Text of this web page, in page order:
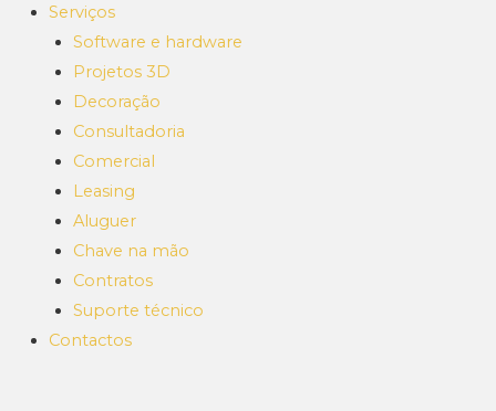
Serviços
Software e hardware
Projetos 3D
Decoração
Consultadoria
Comercial
Leasing
Aluguer
Chave na mão
Contratos
Suporte técnico
Contactos